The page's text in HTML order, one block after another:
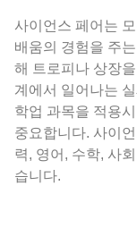
사이언스 페어는
배움의 경험을 주
해 트로피나 상장
계에서 일어나는
학업 과목을 적용
중요합니다. 사이
력, 영어, 수학, 사
습니다.